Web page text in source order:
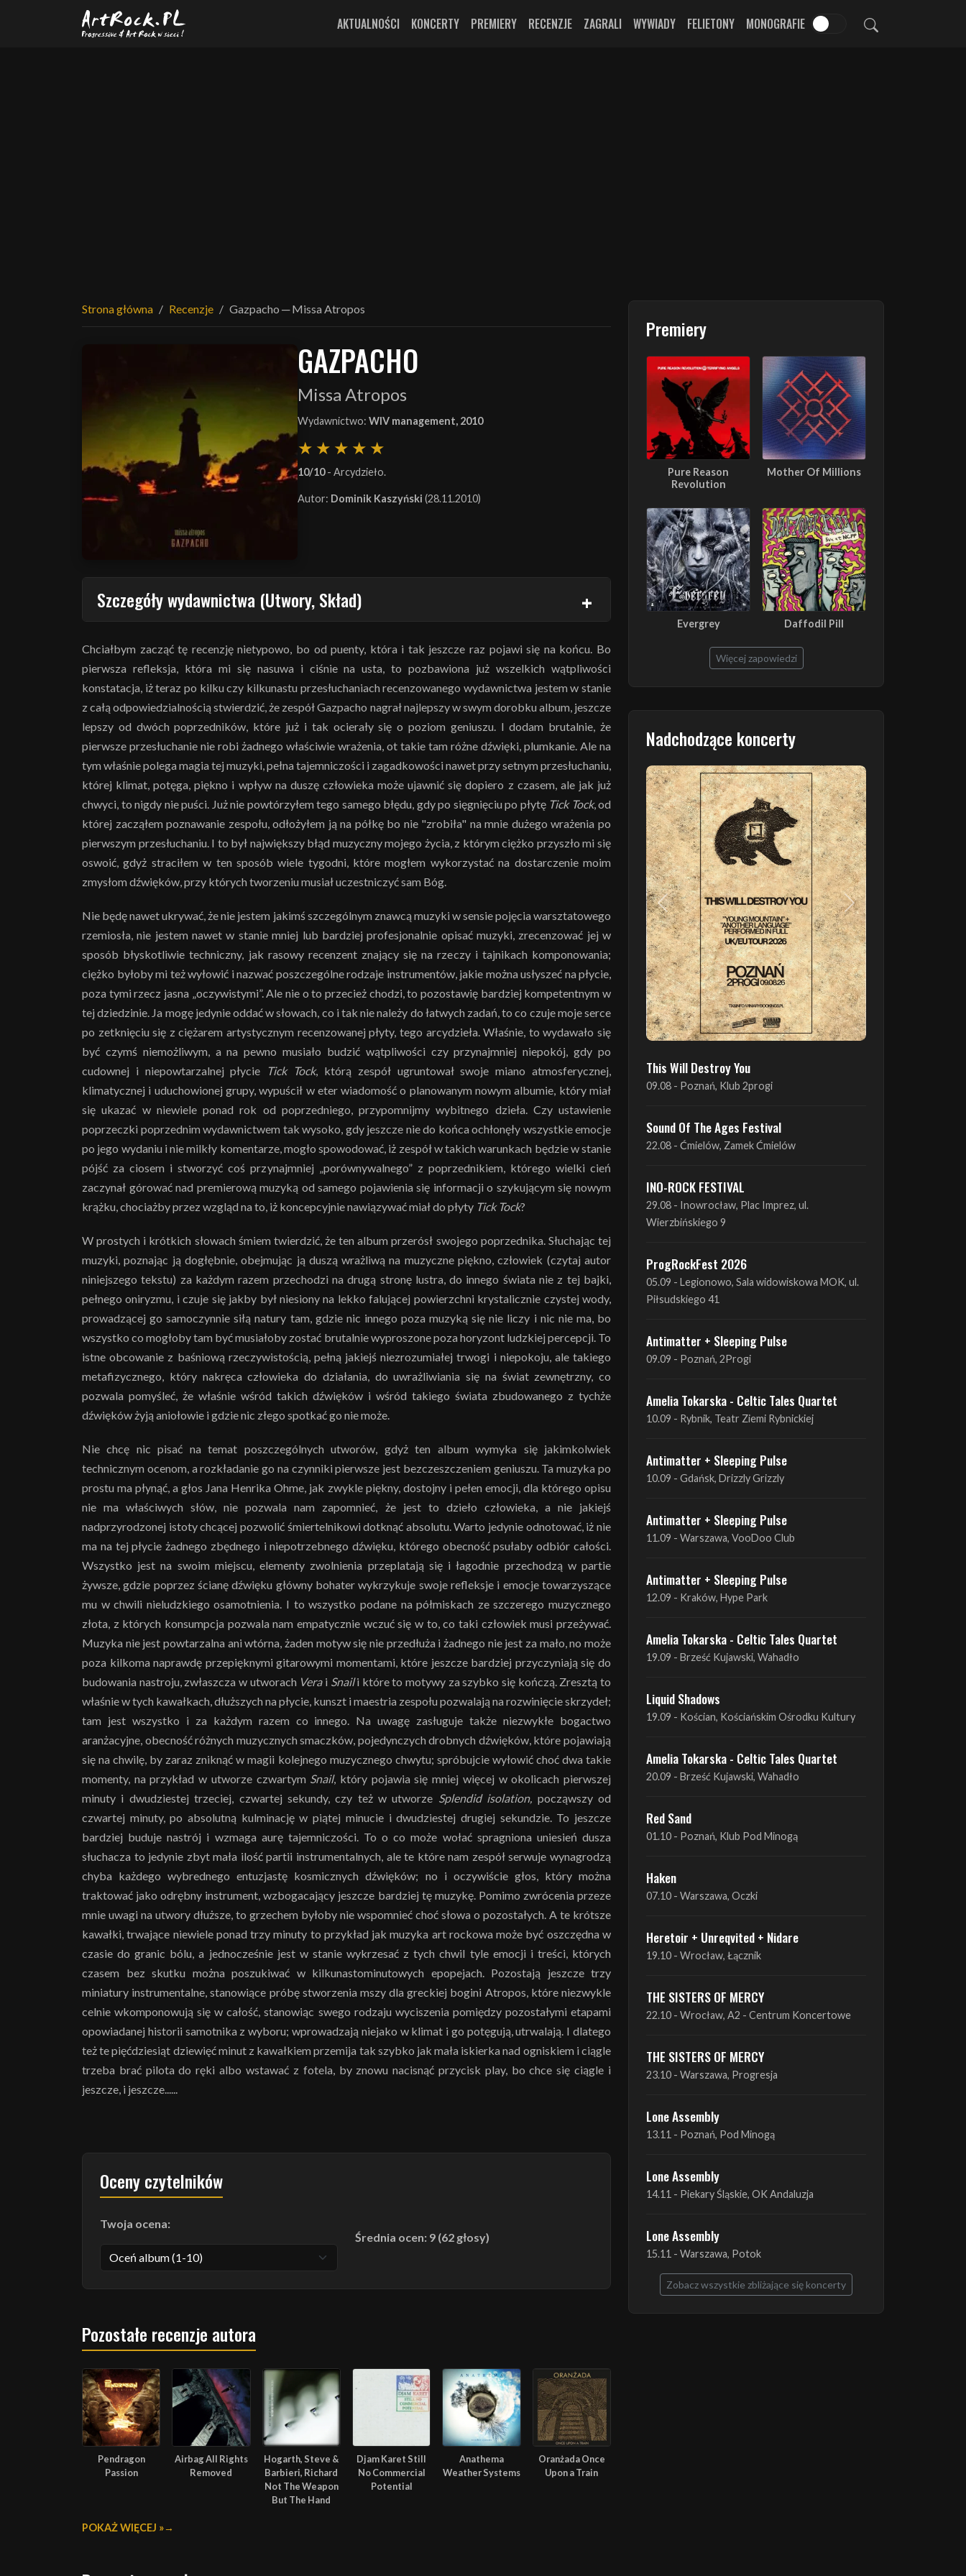
Przejdź do treści głównej
AKTUALNOŚCI KONCERTY PREMIERY RECENZJE ZAGRALI WYWIADY FELIETONY MONOGRAFIE
Strona główna Recenzje Gazpacho ─ Missa Atropos
GAZPACHO
Missa Atropos
Wydawnictwo: WIV management, 2010
10/10- Arcydzieło.
Autor: Dominik Kaszyński (28.11.2010)
Szczegóły wydawnictwa (Utwory, Skład)
Chciałbym zacząć tę recenzję nietypowo, bo od puenty, która i tak jeszcze raz pojawi się na końcu. Bo
pierwsza refleksja, która mi się nasuwa i ciśnie na usta, to pozbawiona już wszelkich wątpliwości
konstatacja, iż teraz po kilku czy kilkunastu przesłuchaniach recenzowanego wydawnictwa jestem w stanie
z całą odpowiedzialnością stwierdzić, że zespół Gazpacho nagrał najlepszy w swym dorobku album, jeszcze
lepszy od dwóch poprzedników, które już i tak ocierały się o poziom geniuszu. I dodam brutalnie, że
pierwsze przesłuchanie nie robi żadnego właściwie wrażenia, ot takie tam różne dźwięki, plumkanie. Ale na
tym właśnie polega magia tej muzyki, pełna tajemniczości i zagadkowości nawet przy setnym przesłuchaniu,
której klimat, potęga, piękno i wpływ na duszę człowieka może ujawnić się dopiero z czasem, ale jak już
chwyci, to nigdy nie puści. Już nie powtórzyłem tego samego błędu, gdy po sięgnięciu po płytę Tick Tock, od
której zacząłem poznawanie zespołu, odłożyłem ją na półkę bo nie "zrobiła" na mnie dużego wrażenia po
pierwszym przesłuchaniu. I to był największy błąd muzyczny mojego życia, z którym ciężko przyszło mi się
oswoić, gdyż straciłem w ten sposób wiele tygodni, które mogłem wykorzystać na dostarczenie moim
zmysłom dźwięków, przy których tworzeniu musiał uczestniczyć sam Bóg.
Nie będę nawet ukrywać, że nie jestem jakimś szczególnym znawcą muzyki w sensie pojęcia warsztatowego
rzemiosła, nie jestem nawet w stanie mniej lub bardziej profesjonalnie opisać muzyki, zrecenzować jej w
sposób błyskotliwie techniczny, jak rasowy recenzent znający się na rzeczy i tajnikach komponowania;
ciężko byłoby mi też wyłowić i nazwać poszczególne rodzaje instrumentów, jakie można usłyszeć na płycie,
poza tymi rzecz jasna „oczywistymi”. Ale nie o to przecież chodzi, to pozostawię bardziej kompetentnym w
tej dziedzinie. Ja mogę jedynie oddać w słowach, co i tak nie należy do łatwych zadań, to co czuje moje serce
po zetknięciu się z ciężarem artystycznym recenzowanej płyty, tego arcydzieła. Właśnie, to wydawało się
być czymś niemożliwym, a na pewno musiało budzić wątpliwości czy przynajmniej niepokój, gdy po
cudownej i niepowtarzalnej płycie
Tick Tock, którą zespół ugruntował swoje miano atmosferycznej,
klimatycznej i uduchowionej grupy, wypuścił w eter wiadomość o planowanym nowym albumie, który miał
się ukazać w niewiele ponad rok od poprzedniego, przypomnijmy wybitnego dzieła. Czy ustawienie
poprzeczki poprzednim wydawnictwem tak wysoko, gdy jeszcze nie do końca ochłonęły wszystkie emocje
po jego wydaniu i nie milkły komentarze, mogło spowodować, iż zespół w takich warunkach będzie w stanie
pójść za ciosem i stworzyć coś przynajmniej „porównywalnego” z poprzednikiem, którego wielki cień
zaczynał górować nad premierową muzyką od samego pojawienia się informacji o szykującym się nowym
krążku, chociażby przez wzgląd na to, iż koncepcyjnie nawiązywać miał do płyty Tick Tock?
W prostych i krótkich słowach śmiem twierdzić, że ten album przerósł swojego poprzednika. Słuchając tej
muzyki, poznając ją dogłębnie, obejmując ją duszą wrażliwą na muzyczne piękno, człowiek (czytaj autor
niniejszego tekstu) za każdym razem przechodzi na drugą stronę lustra, do innego świata nie z tej bajki,
pełnego oniryzmu, i czuje się jakby był niesiony na lekko falującej powierzchni krystalicznie czystej wody,
prowadzącej go samoczynnie siłą natury tam, gdzie nic innego poza muzyką się nie liczy i nic nie ma, bo
wszystko co mogłoby tam być musiałoby zostać brutalnie wyproszone poza horyzont ludzkiej percepcji. To
istne obcowanie z baśniową rzeczywistością, pełną jakiejś niezrozumiałej trwogi i niepokoju, ale takiego
metafizycznego, który nakręca człowieka do działania, do uwrażliwiania się na świat zewnętrzny, co
pozwala pomyśleć, że właśnie wśród takich dźwięków i wśród takiego świata zbudowanego z tychże
dźwięków żyją aniołowie i gdzie nic złego spotkać go nie może.
Nie chcę nic pisać na temat poszczególnych utworów, gdyż ten album wymyka się jakimkolwiek
technicznym ocenom, a rozkładanie go na czynniki pierwsze jest bezczeszczeniem geniuszu. Ta muzyka po
prostu ma płynąć, a głos Jana Henrika Ohme, jak zwykle piękny, dostojny i pełen emocji, dla którego opisu
nie ma właściwych słów, nie pozwala nam zapomnieć, że jest to dzieło człowieka, a nie jakiejś
nadprzyrodzonej istoty chcącej pozwolić śmiertelnikowi dotknąć absolutu. Warto jedynie odnotować, iż nie
ma na tej płycie żadnego zbędnego i niepotrzebnego dźwięku, którego obecność psułaby odbiór całości.
Wszystko jest na swoim miejscu, elementy zwolnienia przeplatają się i łagodnie przechodzą w partie
żywsze, gdzie poprzez ścianę dźwięku główny bohater wykrzykuje swoje refleksje i emocje towarzyszące
mu w chwili nieludzkiego osamotnienia. I to wszystko podane na półmiskach ze szczerego muzycznego
złota, z których konsumpcja pozwala nam empatycznie wczuć się w to, co taki człowiek musi przeżywać.
Muzyka nie jest powtarzalna ani wtórna, żaden motyw się nie przedłuża i żadnego nie jest za mało, no może
poza kilkoma naprawdę przepięknymi gitarowymi momentami, które jeszcze bardziej przyczyniają się do
budowania nastroju, zwłaszcza w utworach Verai Snaili które to motywy za szybko się kończą. Zresztą to
właśnie w tych kawałkach, dłuższych na płycie, kunszt i maestria zespołu pozwalają na rozwinięcie skrzydeł;
tam jest wszystko i za każdym razem co innego. Na uwagę zasługuje także niezwykłe bogactwo
aranżacyjne, obecność różnych muzycznych smaczków, pojedynczych drobnych dźwięków, które pojawiają
się na chwilę, by zaraz zniknąć w magii kolejnego muzycznego chwytu; spróbujcie wyłowić choć dwa takie
momenty, na przykład w utworze czwartym Snail, który pojawia się mniej więcej w okolicach pierwszej
minuty i dwudziestej trzeciej, czwartej sekundy, czy też w utworze Splendid isolation, począwszy od
czwartej minuty, po absolutną kulminację w piątej minucie i dwudziestej drugiej sekundzie. To jeszcze
bardziej buduje nastrój i wzmaga aurę tajemniczości. To o co może wołać spragniona uniesień dusza
słuchacza to jedynie zbyt mała ilość partii instrumentalnych, ale te które nam zespół serwuje wynagrodzą
chyba każdego wybrednego entuzjastę kosmicznych dźwięków; no i oczywiście głos, który można
traktować jako odrębny instrument, wzbogacający jeszcze bardziej tę muzykę. Pomimo zwrócenia przeze
mnie uwagi na utwory dłuższe, to grzechem byłoby nie wspomnieć choć słowa o pozostałych. A te krótsze
kawałki, trwające niewiele ponad trzy minuty to przykład jak muzyka art rockowa może być oszczędna w
czasie do granic bólu, a jednocześnie jest w stanie wykrzesać z tych chwil tyle emocji i treści, których
czasem bez skutku można poszukiwać w kilkunastominutowych epopejach. Pozostają jeszcze trzy
miniatury instrumentalne, stanowiące próbę stworzenia mszy dla greckiej bogini Atropos, które niezwykle
celnie wkomponowują się w całość, stanowiąc swego rodzaju wyciszenia pomiędzy pozostałymi etapami
opowiadanej historii samotnika z wyboru; wprowadzają niejako w klimat i go potęgują, utrwalają. I dlatego
też te pięćdziesiąt dziewięć minut z kawałkiem przemija tak szybko jak mała iskierka nad ogniskiem i ciągle
trzeba brać pilota do ręki albo wstawać z fotela, by znowu nacisnąć przycisk play, bo chce się ciągle i
jeszcze, i jeszcze......
Oceny czytelników
Twoja ocena:
Średnia ocen: 9 (62 głosy)
Pozostałe recenzje autora
Pendragon
Passion
Airbag All Rights
Removed
Hogarth, Steve &
Barbieri, Richard
Not The Weapon
But The Hand
Djam Karet Still
No Commercial
Potential
Anathema
Weather Systems
Oranżada Once
Upon a Train
POKAŻ WIĘCEJ »
Premiery
Pure Reason
Revolution
Mother Of Millions
Evergrey Daffodil Pill
Więcej zapowiedzi
Nadchodzące koncerty
Poprzedni Następny
This Will Destroy You
09.08 - Poznań, Klub 2progi
Sound Of The Ages Festival
22.08 - Ćmielów, Zamek Ćmielów
INO-ROCK FESTIVAL
29.08 - Inowrocław, Plac Imprez, ul.
ProgRockFest 2026
05.09 - Legionowo, Sala widowiskowa MOK, ul.
Antimatter + Sleeping Pulse
09.09 - Poznań, 2Progi
Amelia Tokarska - Celtic Tales Quartet
10.09 - Rybnik, Teatr Ziemi Rybnickiej
Antimatter + Sleeping Pulse
10.09 - Gdańsk, Drizzly Grizzly
Antimatter + Sleeping Pulse
11.09 - Warszawa, VooDoo Club
Antimatter + Sleeping Pulse
12.09 - Kraków, Hype Park
Amelia Tokarska - Celtic Tales Quartet
19.09 - Brześć Kujawski, Wahadło
Liquid Shadows
19.09 - Kościan, Kościańskim Ośrodku Kultury
Amelia Tokarska - Celtic Tales Quartet
20.09 - Brześć Kujawski, Wahadło
Red Sand
01.10 - Poznań, Klub Pod Minogą
Haken
07.10 - Warszawa, Oczki
Heretoir + Unreqvited + Nidare
19.10 - Wrocław, Łącznik
THE SISTERS OF MERCY
22.10 - Wrocław, A2 - Centrum Koncertowe
THE SISTERS OF MERCY
23.10 - Warszawa, Progresja
Lone Assembly
13.11 - Poznań, Pod Minogą
Lone Assembly
14.11 - Piekary Śląskie, OK Andaluzja
Lone Assembly
15.11 - Warszawa, Potok
Zobacz wszystkie zbliżające się koncerty